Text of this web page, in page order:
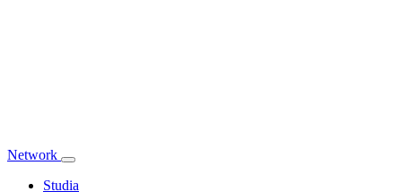
Network
Přepnout
navigaci
Studia